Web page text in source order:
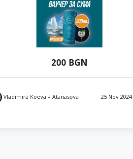
200 BGN
Vladimira Koeva – Atanasova 25 Nov 2024